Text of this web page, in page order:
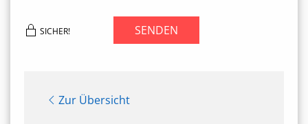
SICHER! SENDEN
Zur Übersicht